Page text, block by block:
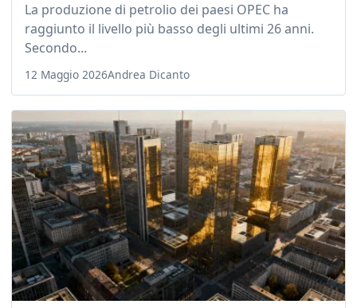
La produzione di petrolio dei paesi OPEC ha
raggiunto il livello più basso degli ultimi 26 anni.
Secondo...
12 Maggio 2026Andrea Dicanto